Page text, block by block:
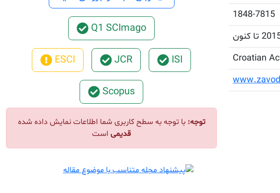
1848-7815
تا کنون
Croatian
Q1 SCImago
ISI
JCR
ESCI
Scopus
توجه: با توجه به سطح کاربری شما اطلاعات نمایش داده شده
قدیمی است